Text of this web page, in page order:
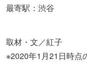
最寄駅：渋谷
取材・文／紅子
※2020年1月21日時点